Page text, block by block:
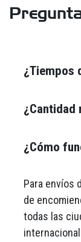
¿Tiempos
¿Cantidad
¿Cómo
Para envíos
de
todas las